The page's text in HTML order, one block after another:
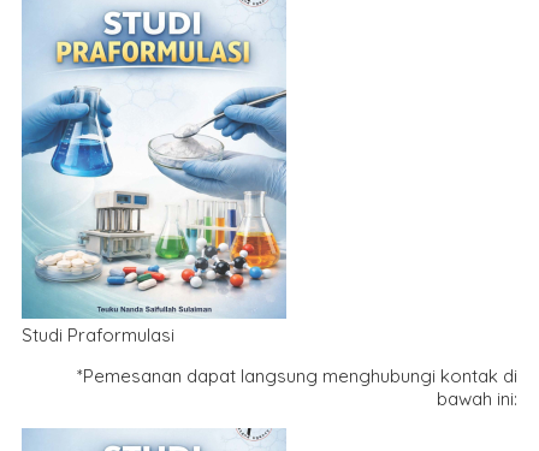
Studi Praformulasi
*Pemesanan dapat langsung menghubungi kontak di
bawah ini: